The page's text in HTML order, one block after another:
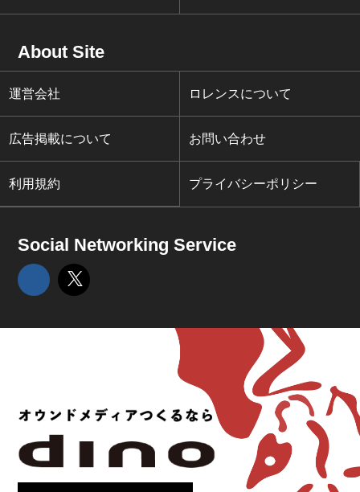
About Site
運営会社 ロレンスについて
広告掲載について お問い合わせ
利用規約 プライバシーポリシー
Social Networking Service